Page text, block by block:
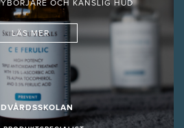
OCH KÄNSLIG HUD
LÄS MER